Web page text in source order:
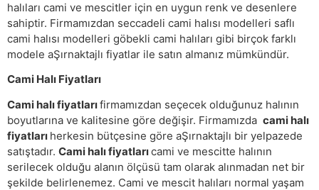
halıları cami ve mescitler için en uygun renk ve desenlere
sahiptir. Firmamızdan seccadeli cami halısı modelleri saflı
cami halısı modelleri göbekli cami halıları gibi birçok farklı
modele aŞırnaktajlı fiyatlar ile satın almanız mümkündür.
Cami Halı Fiyatları
Cami halı fiyatlarıfirmamızdan seçecek olduğunuz halının
boyutlarına ve kalitesine göre değişir. Firmamızda cami halı
fiyatları herkesin bütçesine göre aŞırnaktajlı bir yelpazede
satıştadır. Cami halı fiyatlarıcami ve mescitte halının
serilecek olduğu alanın ölçüsü tam olarak alınmadan net bir
şekilde belirlenemez. Cami ve mescit halıları normal yaşam